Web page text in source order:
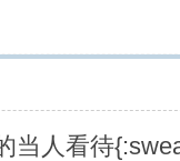
当人看待